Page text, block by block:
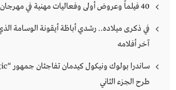
40 فيلماً وعروض أولى وفعاليات مهنية في مهرجان نافذة على أوروبا
في ذكرى ميلاده.. رشدي أباظة أيقونة الوسامة
آخر أفلامه
طرح الجزء الثاني